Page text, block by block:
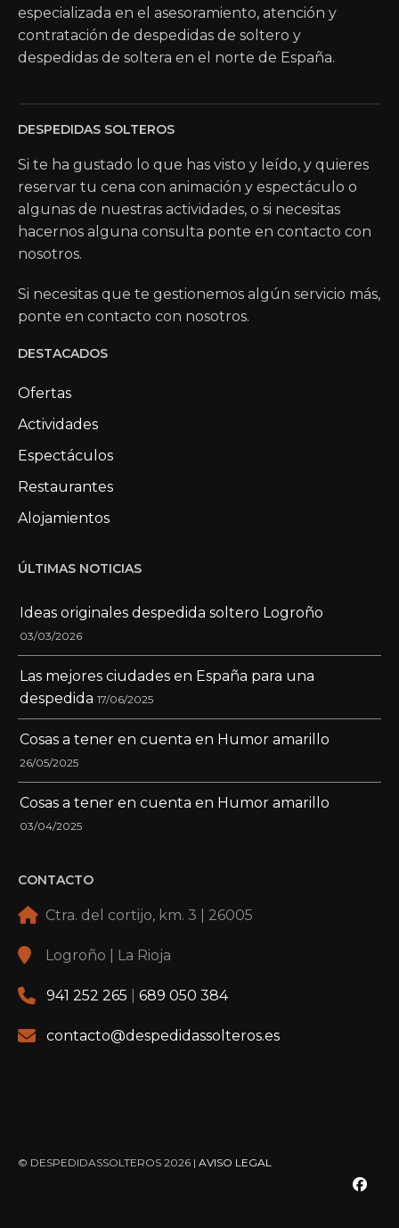
especializada en el asesoramiento, atención y
contratación de despedidas de soltero y
despedidas de soltera en el norte de España.
DESPEDIDAS SOLTEROS
Si te ha gustado lo que has visto y leído, y quieres
reservar tu cena con animación y espectáculo o
algunas de nuestras actividades, o si necesitas
hacernos alguna consulta ponte en contacto con
nosotros.
Si necesitas que te gestionemos algún servicio más,
ponte en contacto con nosotros.
DESTACADOS
Ofertas
Actividades
Espectáculos
Restaurantes
Alojamientos
ÚLTIMAS NOTICIAS
Ideas originales despedida soltero Logroño
03/03/2026
Las mejores ciudades en España para una
despedida 17/06/2025
Cosas a tener en cuenta en Humor amarillo
26/05/2025
Cosas a tener en cuenta en Humor amarillo
03/04/2025
CONTACTO
Ctra. del cortijo, km. 3 | 26005
Logroño | La Rioja
941 252 265 689 050 384
contacto@despedidassolteros.es
© DESPEDIDASSOLTEROS 2026 | AVISO LEGAL